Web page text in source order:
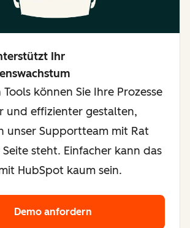
Ihr
können Sie Ihre Prozesse
und effizienter gestalten,
unser Supportteam mit Rat
steht. Einfacher kann das
HubSpot kaum sein.
Demo anfordern